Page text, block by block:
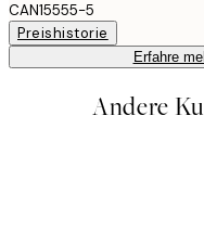
CAN15555-5
Preishistorie
Erfahre
Andere